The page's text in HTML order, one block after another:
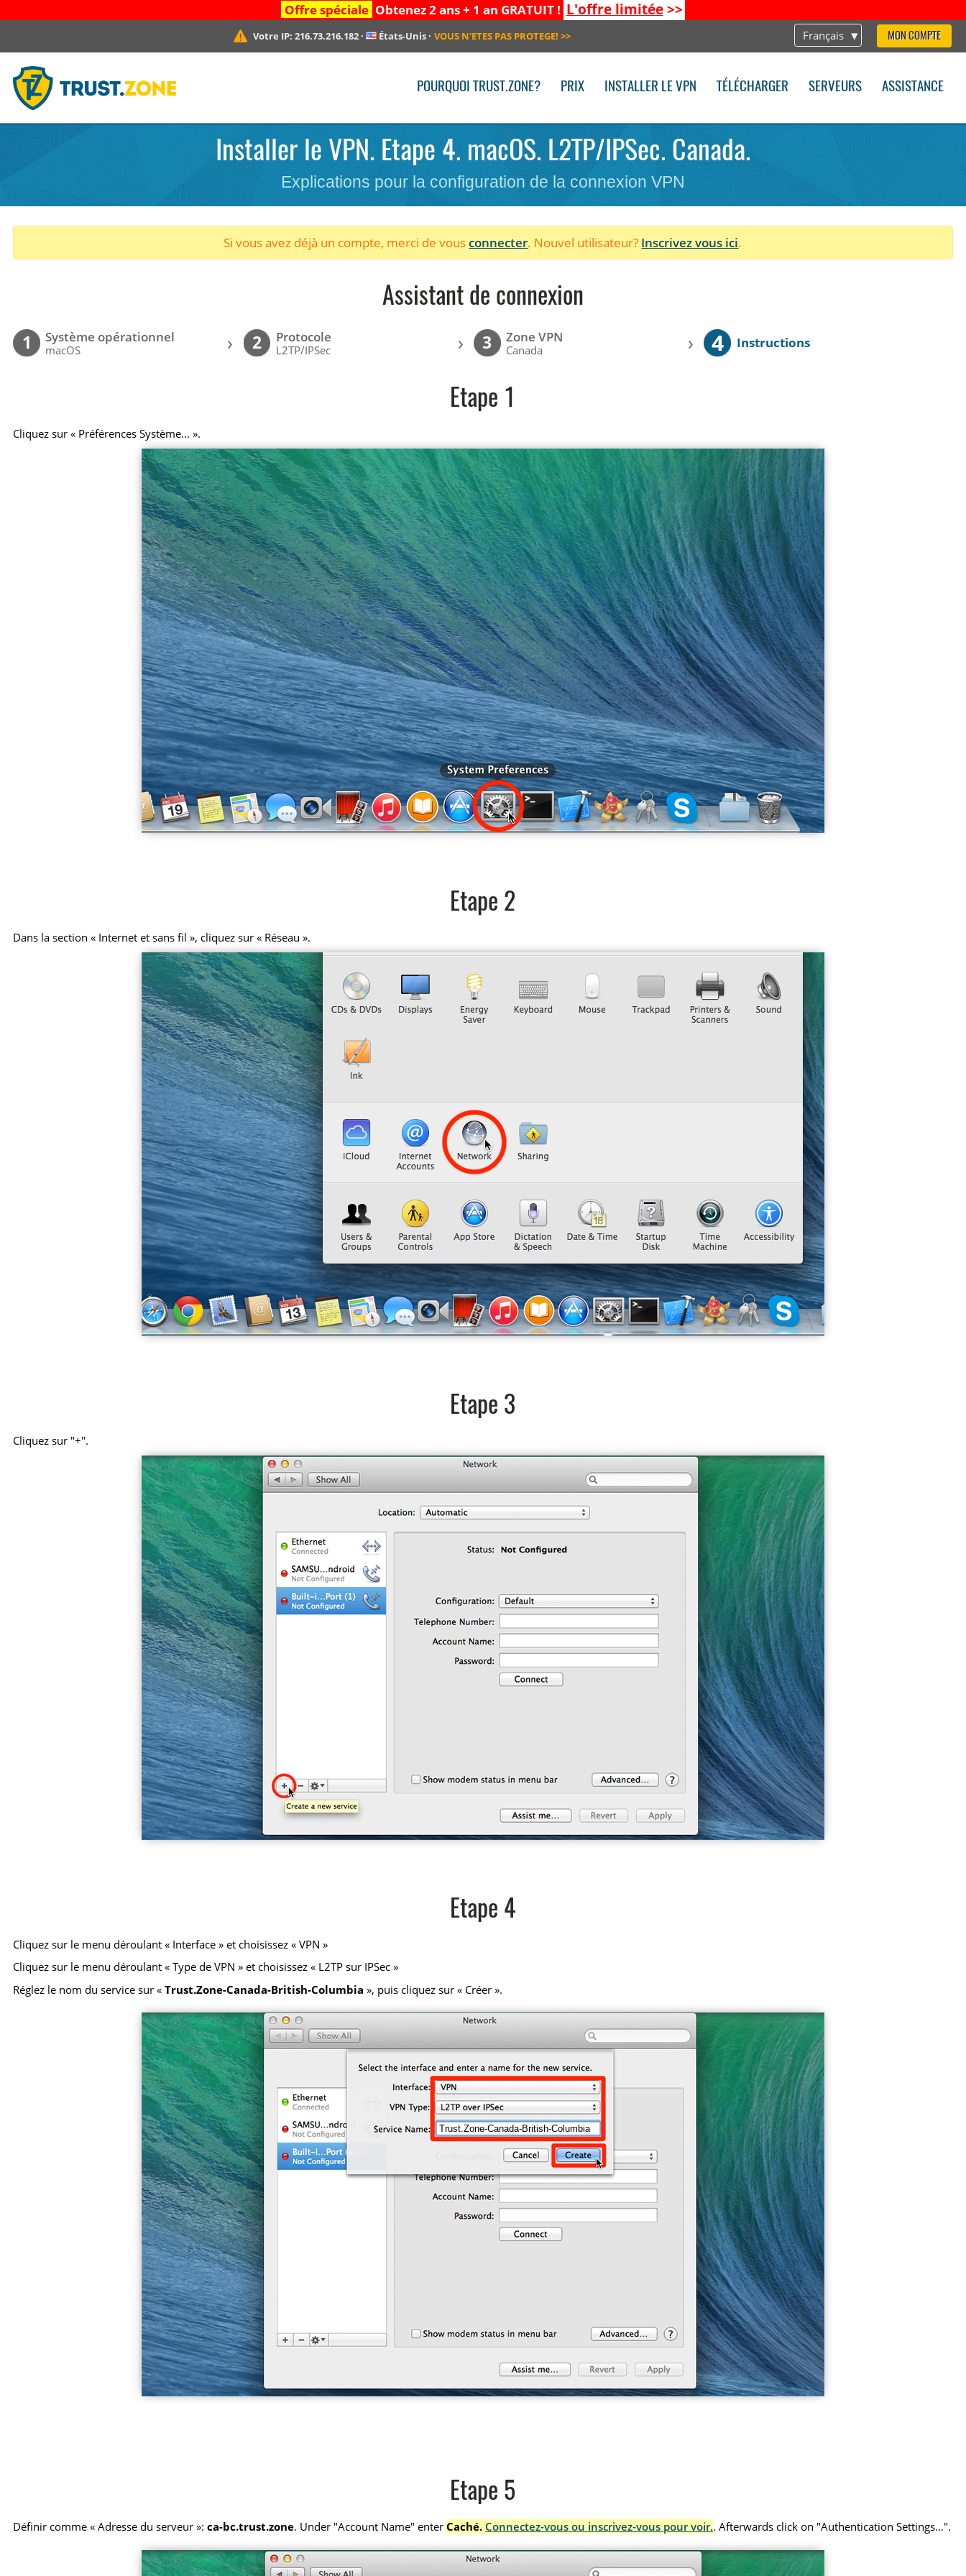
Offre spéciale Obtenez 2 ans + 1 an GRATUIT ! L'offre limitée>>
Français MON COMPTE
Votre IP: 216.73.216.182· États-Unis· VOUS N'ETES PAS PROTEGE! >>
POURQUOI TRUST.ZONE? PRIX INSTALLER LE VPN TÉLÉCHARGER SERVEURS ASSISTANCE
Installer le VPN. Etape 4. macOS. L2TP/IPSec. Canada.
Explications pour la configuration de la connexion VPN
Si vous avez déjà un compte, merci de vousconnecter. Nouvel utilisateur? Inscrivez vous ici.
Assistant de connexion
1 Système opérationnel
macOS › 2 Protocole
L2TP/IPSec › 3 Zone VPN
Canada › 4 Instructions
Etape 1
Cliquez sur « Préférences Système... ».
Etape 2
Dans la section « Internet et sans fil », cliquez sur « Réseau ».
Etape 3
Cliquez sur "+".
Etape 4
Cliquez sur le menu déroulant « Interface » et choisissez « VPN »
Cliquez sur le menu déroulant « Type de VPN » et choisissez « L2TP sur IPSec »
Réglez le nom du service sur «Trust.Zone-Canada-British-Columbia », puis cliquez sur « Créer ».
Trust.Zone-Canada-British-Columbia
Etape 5
Définir comme « Adresse du serveur »:ca-bc.trust.zone. Under "Account Name" enterCaché. Connectez-vous ou inscrivez-vous pour voir.. Afterwards click on "Authentication Settings…".